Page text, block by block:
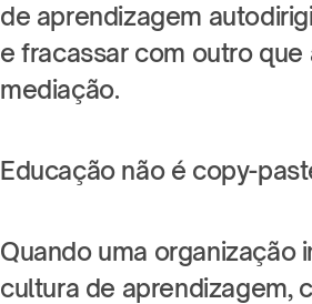
de aprendizagem
e fracassar com outro
mediação.
Educação não é copy-
Quando uma organização
cultura de aprendizagem,